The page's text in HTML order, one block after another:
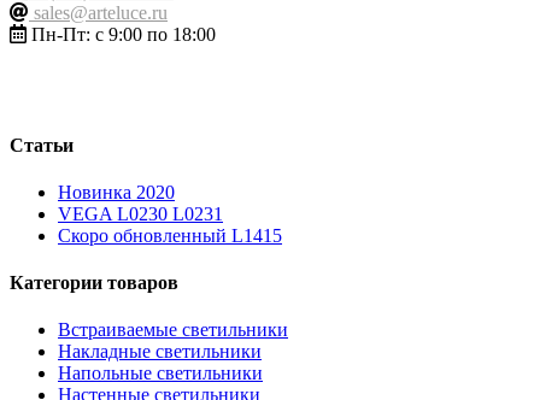
sales@arteluce.ru
Пн-Пт: с 9:00 по 18:00
Статьи
Новинка 2020
VEGA L0230 L0231
Скоро обновленный L1415
Категории товаров
Встраиваемые светильники
Накладные светильники
Напольные светильники
Настенные светильники